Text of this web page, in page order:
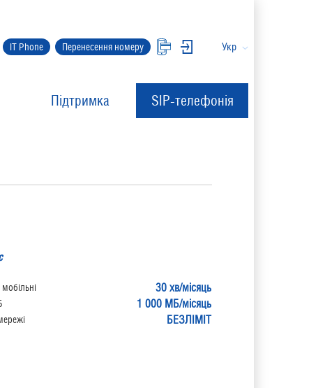
IT Phone Перенесення номеру Укр
Підтримка SIP-телефонія
30 хв/місяць
1 000 МБ/місяць
БЕЗЛІМІТ